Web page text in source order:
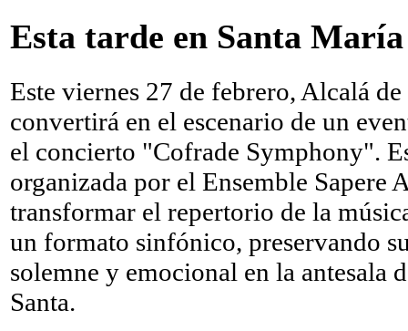
Esta tarde en Santa
Este viernes 27 de febrero, Alcalá de
convertirá en el escenario de un
el concierto "Cofrade Symphony".
organizada por el Ensemble Sapere
transformar el repertorio de la
un formato sinfónico, preservando
solemne y emocional en la antesala
Santa.